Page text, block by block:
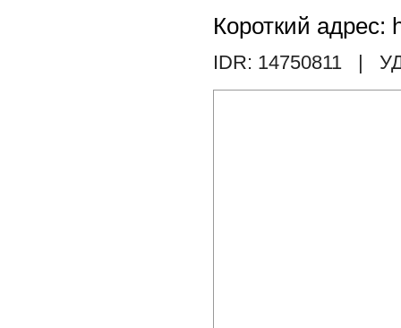
Короткий адрес:
IDR: 14750811 |